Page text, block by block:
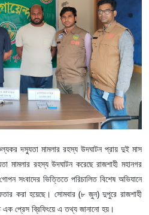
দস্যুতা মামলার রহস্য উদঘাটন প্রায় দুই মাস
মামলার রহস্য উদঘাটন করেছে রাজশাহী মহানগর
সংবাদের ভিত্তিতে পরিচালিত বিশেষ অভিযানে
করা হয়েছে। সোমবার (৮ জুন) দুপুরে রাজশাহী
এক প্রেস ব্রিফিংয়ে এ তথ্য জানানো হয়।